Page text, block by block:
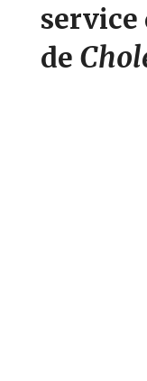
service
de